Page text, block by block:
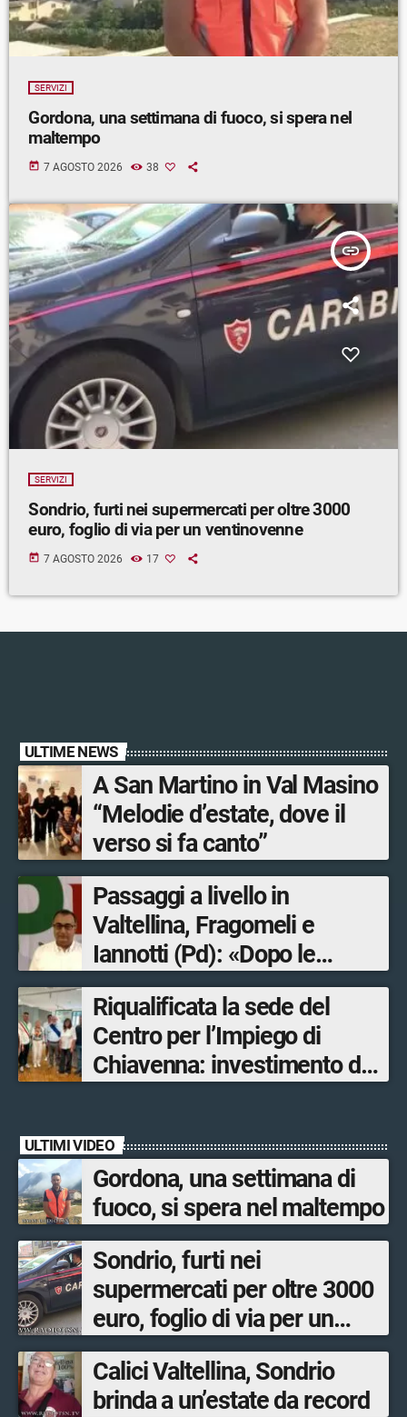
SERVIZI
Gordona, una settimana di fuoco, si spera nel
maltempo
today 7 AGOSTO 2026 38
insert_link
SERVIZI
Sondrio, furti nei supermercati per oltre 3000
euro, foglio di via per un ventinovenne
today 7 AGOSTO 2026 17
ULTIME NEWS
A San Martino in Val Masino
“Melodie d’estate, dove il
verso si fa canto”
Passaggi a livello in
Valtellina, Fragomeli e
Iannotti (Pd): «Dopo le
Olimpiadi solo un terzo delle
opere sostitutive sarà
ultimato entro il 2026»
Riqualificata la sede del
Centro per l’Impiego di
Chiavenna: investimento da
ULTIMI VIDEO
Gordona, una settimana di
fuoco, si spera nel maltempo
Sondrio, furti nei
supermercati per oltre 3000
euro, foglio di via per un
ventinovenne
Calici Valtellina, Sondrio
brinda a un’estate da record